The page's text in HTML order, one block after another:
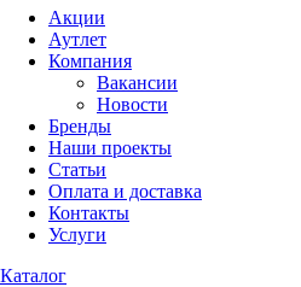
Акции
Аутлет
Компания
Вакансии
Новости
Бренды
Наши проекты
Статьи
Оплата и доставка
Контакты
Услуги
Каталог